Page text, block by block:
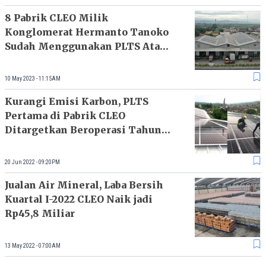
8 Pabrik CLEO Milik
Konglomerat Hermanto Tanoko
Sudah Menggunakan PLTS Atap
10 May 2023 - 11:15AM
Kurangi Emisi Karbon, PLTS
Pertama di Pabrik CLEO
Ditargetkan Beroperasi Tahun
20 Jun 2022 - 09:20PM
Jualan Air Mineral, Laba Bersih
Kuartal I-2022 CLEO Naik jadi
Rp45,8 Miliar
13 May 2022 - 07:00AM